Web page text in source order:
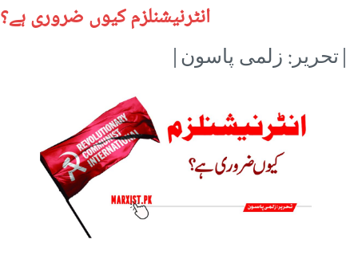
انٹرنیشنلزم کیوں ضروری ہے؟
|تحریر: زلمی پاسون|